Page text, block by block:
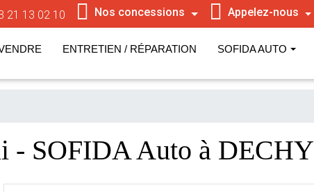
21 13 02 10 Nos concessions Appelez-nous
ENTRETIEN / RÉPARATION SOFIDA AUTO
- SOFIDA Auto à DECHY